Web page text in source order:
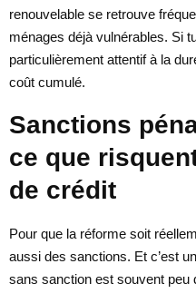
renouvelable se retrouve
ménages déjà vulnérables. Si
particulièrement attentif à la
coût cumulé.
Sanctions
ce que
de crédit
Pour que la réforme soit
aussi des sanctions. Et c’est
sans sanction est souvent peu